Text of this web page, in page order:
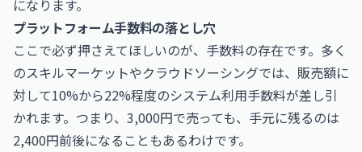
になります。
プラットフォーム手数料の落とし穴
ここで必ず押さえてほしいのが、手数料の存在です。多く
のスキルマーケットやクラウドソーシングでは、販売額に
対して10%から22%程度のシステム利用手数料が差し引
かれます。つまり、3,000円で売っても、手元に残るのは
2,400円前後になることもあるわけです。